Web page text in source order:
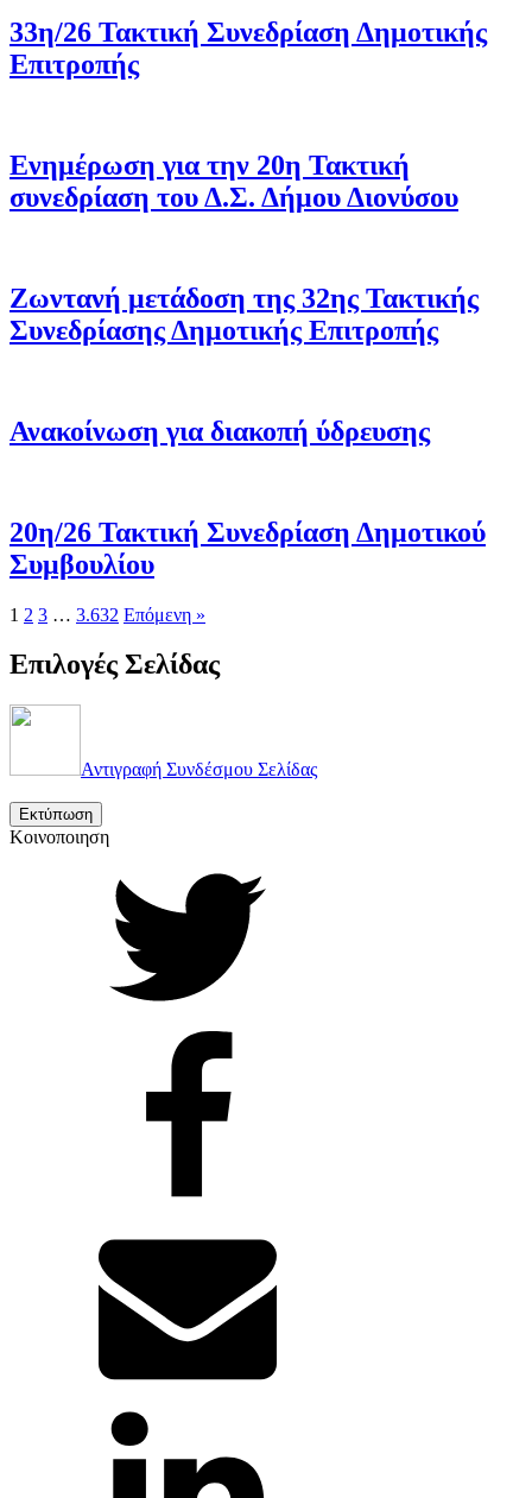
33η/26 Τακτική Συνεδρίαση Δημοτικής
Επιτροπής
Ενημέρωση για την 20η Τακτική
συνεδρίαση του Δ.Σ. Δήμου Διονύσου
Ζωντανή μετάδοση της 32ης Τακτικής
Συνεδρίασης Δημοτικής Επιτροπής
Ανακοίνωση για διακοπή ύδρευσης
20η/26 Τακτική Συνεδρίαση Δημοτικού
Συμβουλίου
1 2 3 … 3.632 Επόμενη »
Επιλογές Σελίδας
Αντιγραφή Συνδέσμου Σελίδας
Εκτύπωση
Κοινοποιηση